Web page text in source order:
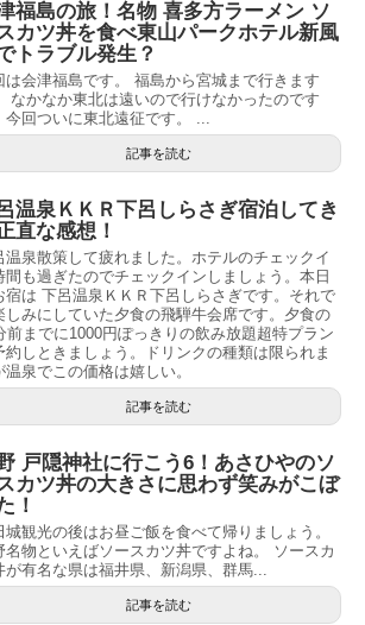
福島の旅！名物 喜多方ラーメン ソ
カツ丼を食べ東山パークホテル新風
トラブル発生？
は会津福島です。 福島から宮城まで行きます
なかなか東北は遠いので行けなかったのです
今回ついに東北遠征です。 ...
記事を読む
温泉ＫＫＲ下呂しらさぎ宿泊してき
直な感想！
温泉散策して疲れました。ホテルのチェックイ
間も過ぎたのでチェックインしましょう。本日
宿は 下呂温泉ＫＫＲ下呂しらさぎです。それで
しみにしていた夕食の飛騨牛会席です。夕食の
前までに1000円ぽっきりの飲み放題超特プラン
約しときましょう。ドリンクの種類は限られま
温泉でこの価格は嬉しい。
記事を読む
戸隠神社に行こう6！あさひやのソ
カツ丼の大きさに思わず笑みがこぼ
！
城観光の後はお昼ご飯を食べて帰りましょう。
名物といえばソースカツ丼ですよね。 ソースカ
が有名な県は福井県、新潟県、群馬...
記事を読む